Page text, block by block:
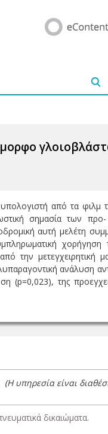
από τα φιλμ
σημασία των προ-
αυτή μελέτη
χορήγηση
την μετεγχειρητική
ανάλυση
(p=0,023), της
(Η υπηρεσία είναι
δικαιώματα.